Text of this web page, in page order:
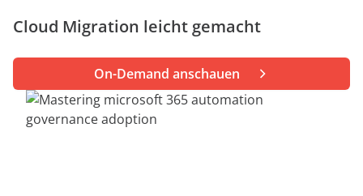
Sprechen Sie mit unseren
Experten
Demo
Cloud Migration leicht gemacht
On-Demand anschauen